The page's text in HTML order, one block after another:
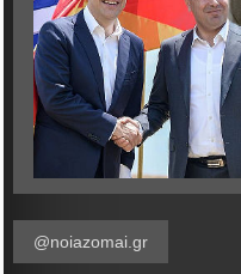
@noiazomai.gr